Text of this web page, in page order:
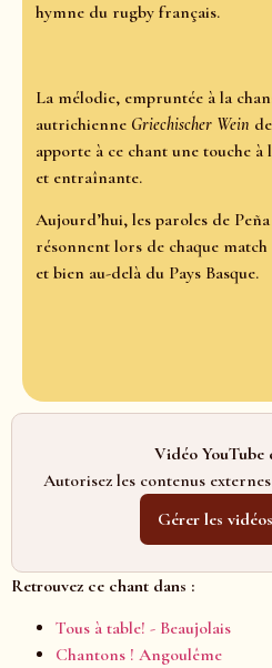
hymne du rugby français.
La mélodie, empruntée à la
autrichienne Griechischer Wein
apporte à ce chant une touche à
et entraînante.
Aujourd’hui, les paroles de
résonnent lors de chaque match
et bien au-delà du Pays Basque.
Vidéo YouTube
Autorisez les contenus
Gérer les
Retrouvez ce chant dans :
Tous à table! - Beaujolais
Chantons ! Angoulême